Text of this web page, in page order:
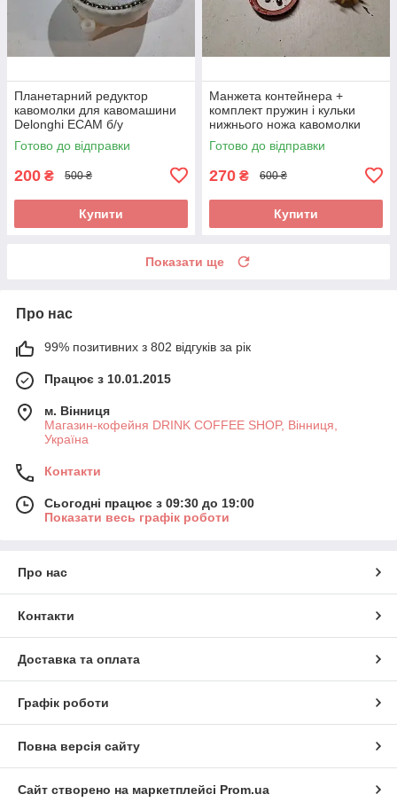
Планетарний редуктор
кавомолки для кавомашини
Delonghi ECAM б/у
Готово до відправки
200 ₴ 500 ₴
Купити
Манжета контейнера +
комплект пружин і кульки
нижнього ножа кавомолки
для кавомашини Delonghi
ECAM 23.460.B_2 б/у
Готово до відправки
270 ₴ 600 ₴
Купити
Показати ще
Про нас
99% позитивних з 802 відгуків за рік
Працює з 10.01.2015
м. Вінниця
Магазин-кофейня DRINK COFFEE SHOP, Вінниця,
Україна
Контакти
Сьогодні працює з 09:30 до 19:00
Показати весь графік роботи
Про нас
Контакти
Доставка та оплата
Графік роботи
Повна версія сайту
Сайт створено на маркетплейсі Prom.ua